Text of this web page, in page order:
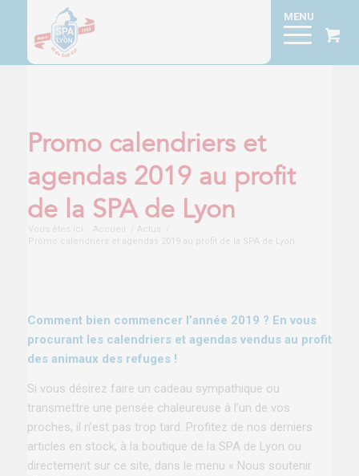
Promo calendriers et
agendas 2019 au profit
de la SPA de Lyon
Vous êtes ici : Accueil Actus
Promo calendriers et agendas 2019 au profit de la SPA de Lyon
Comment bien commencer l’année 2019 ? En vous
procurant les calendriers et agendas vendus au profit
des animaux des refuges !
Si vous désirez faire un cadeau sympathique ou
transmettre une pensée chaleureuse à l’un de vos
proches, il n’est pas trop tard. Profitez de nos derniers
articles en stock, à la boutique de la SPA de Lyon ou
directement sur ce site, dans le menu « Nous soutenir